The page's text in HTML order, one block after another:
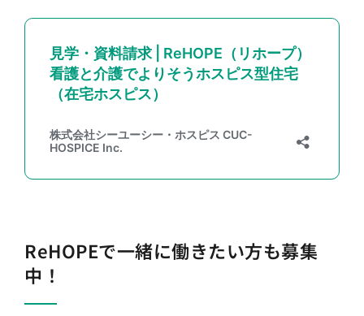
ReHOPEで一緒に働きたい方も募集
中！